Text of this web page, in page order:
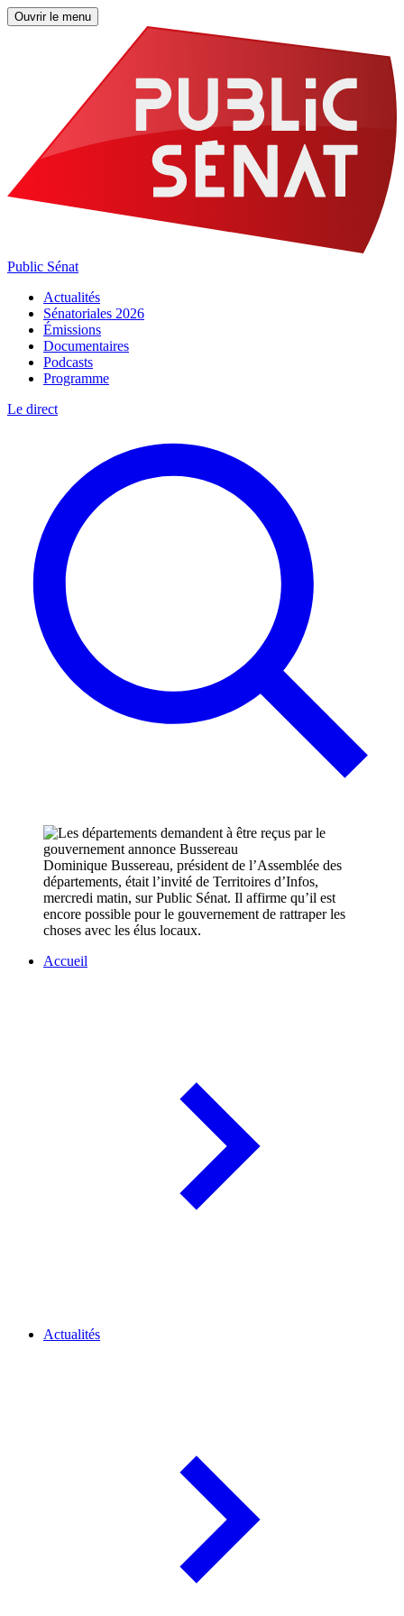
Ouvrir le menu
Public Sénat
Actualités
Sénatoriales 2026
Émissions
Documentaires
Podcasts
Programme
Le direct
Dominique Bussereau, président de l’Assemblée des
départements, était l’invité de Territoires d’Infos,
mercredi matin, sur Public Sénat. Il affirme qu’il est
encore possible pour le gouvernement de rattraper les
choses avec les élus locaux.
Accueil
Actualités